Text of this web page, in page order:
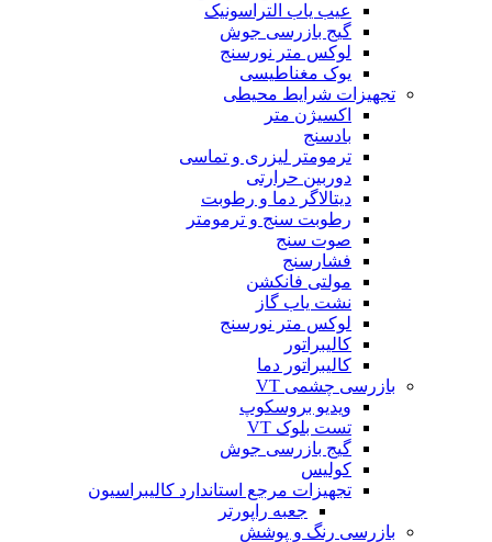
عیب یاب التراسونیک
گیج بازرسی جوش
لوکس متر نورسنج
یوک مغناطیسی
تجهیزات شرایط محیطی
اکسیژن متر
بادسنج
ترمومتر لیزری و تماسی
دوربین حرارتی
دیتالاگر دما و رطوبت
رطوبت سنج و ترمومتر
صوت سنج
فشارسنج
مولتی فانکشن
نشت یاب گاز
لوکس متر نورسنج
کالیبراتور
کالیبراتور دما
بازرسی چشمی VT
ویدیو بروسکوپ
تست بلوک VT
گیج بازرسی جوش
کولیس
تجهیزات مرجع استاندارد کالیبراسیون
جعبه راپورتر
بازرسی رنگ و پوشش